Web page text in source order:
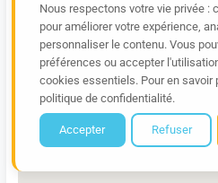
Nous respectons votre vie privée :
pour améliorer votre expérience,
personnaliser le contenu. Vous
préférences ou accepter
cookies essentiels. Pour en savoir
politique de confidentialité.
Accepter Refuser